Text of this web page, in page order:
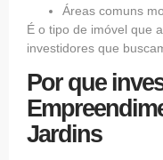
Áreas comuns
É o tipo de imóvel que
investidores que
Por que
Jardins